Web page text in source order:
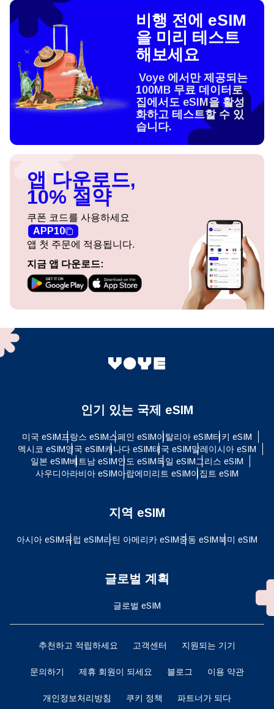
비행 전에 eSIM
을 미리 테스트
해보세요
Voye 에서만 제공되는
100MB 무료 데이터로
집에서도 eSIM을 활성
화하고 테스트할 수 있
습니다.
앱 다운로드,
10% 절약
쿠폰 코드를 사용하세요
APP10
앱 첫 주문에 적용됩니다.
지금 앱 다운로드:
인기 있는 국제 eSIM
미국 eSIM프랑스 eSIM스페인 eSIM이탈리아 eSIM터키 eSIM
멕시코 eSIM영국 eSIM캐나다 eSIM태국 eSIM말레이시아 eSIM
일본 eSIM베트남 eSIM인도 eSIM독일 eSIM그리스 eSIM
사우디아라비아 eSIM아랍에미리트 eSIM이집트 eSIM
지역 eSIM
아시아 eSIM유럽 ​​eSIM라틴 아메리카 eSIM중동 eSIM북미 eSIM
글로벌 계획
글로벌 eSIM
추천하고 적립하세요 고객센터 지원되는 기기
문의하기 제휴 회원이 되세요 블로그 이용 약관
개인정보처리방침 쿠키 정책 파트너가 되다